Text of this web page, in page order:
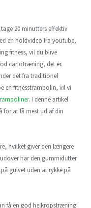
20 minutters effektiv
en holdvideo fra youtube,
fitness, vil du blive
cariotræning, det er.
det fra traditionel
en fitnesstrampolin, vil vi
. I denne artikel
for at få mest ud af din
hvilket giver den længere
har den gummidutter
gulvet uden at rykke på
få en god helkropstræning